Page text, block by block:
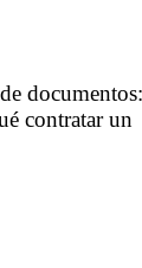
documentos:
contratar un